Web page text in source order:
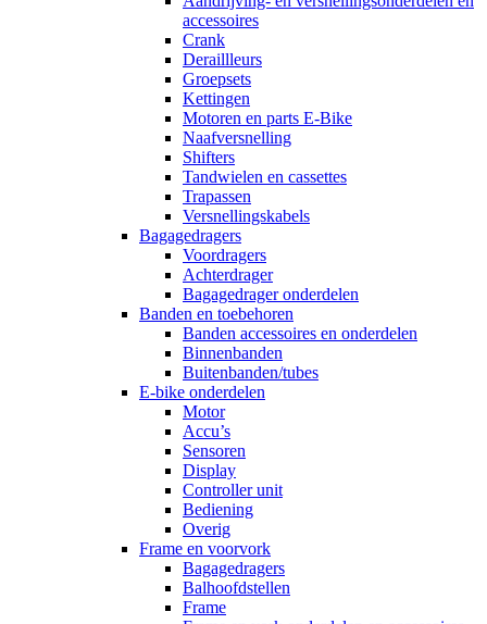
accessoires
Crank
Deraillleurs
Groepsets
Kettingen
Motoren en parts E-Bike
Naafversnelling
Shifters
Tandwielen en cassettes
Trapassen
Versnellingskabels
Bagagedragers
Voordragers
Achterdrager
Bagagedrager onderdelen
Banden en toebehoren
Banden accessoires en onderdelen
Binnenbanden
Buitenbanden/tubes
E-bike onderdelen
Motor
Accu’s
Sensoren
Display
Controller unit
Bediening
Overig
Frame en voorvork
Bagagedragers
Balhoofdstellen
Frame